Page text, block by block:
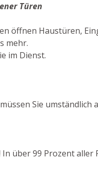
Türen
öffnen Haustüren,
mehr.
im Dienst.
Sie umständlich
über 99 Prozent